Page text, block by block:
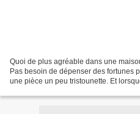
Quoi de plus agréable dans une
Pas besoin de dépenser des fortunes
une pièce un peu tristounette. Et